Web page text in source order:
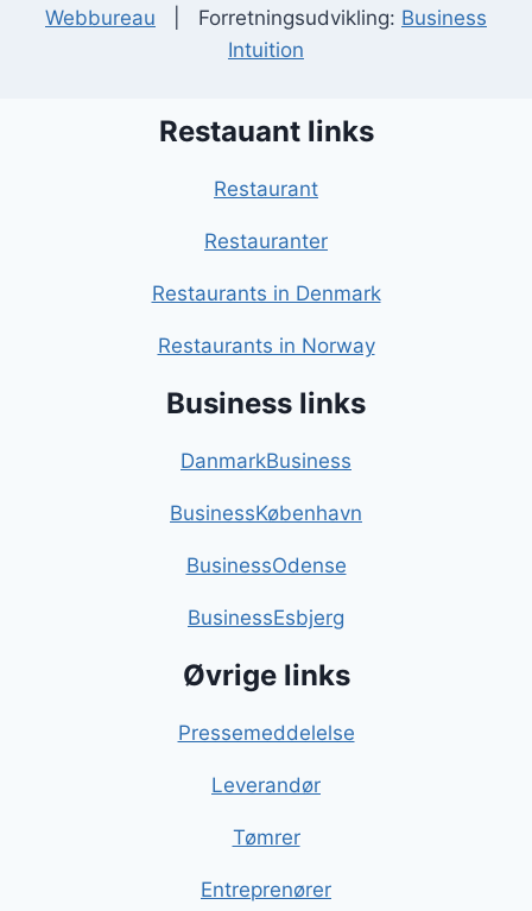
Webbureau | Forretningsudvikling: Business
Intuition
Restauant links
Restaurant
Restauranter
Restaurants in Denmark
Restaurants in Norway
Business links
DanmarkBusiness
BusinessKøbenhavn
BusinessOdense
BusinessEsbjerg
Øvrige links
Pressemeddelelse
Leverandør
Tømrer
Entreprenører